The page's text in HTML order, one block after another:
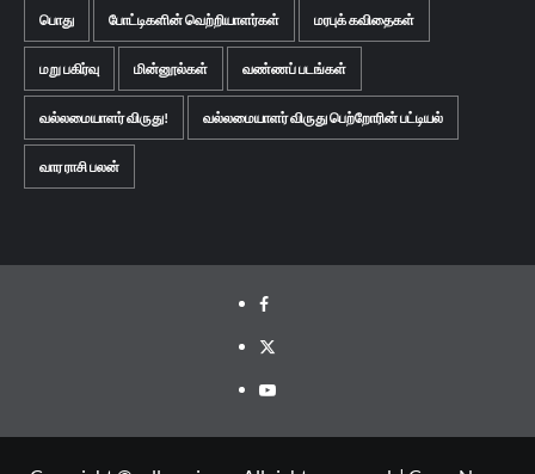
பொது போட்டிகளின் வெற்றியாளர்கள் மரபுக் கவிதைகள்
மறு பகிர்வு மின்னூல்கள் வண்ணப் படங்கள்
வல்லமையாளர் விருது! வல்லமையாளர் விருது பெற்றோரின் பட்டியல்
வார ராசி பலன்
Facebook
Twitter
Youtube